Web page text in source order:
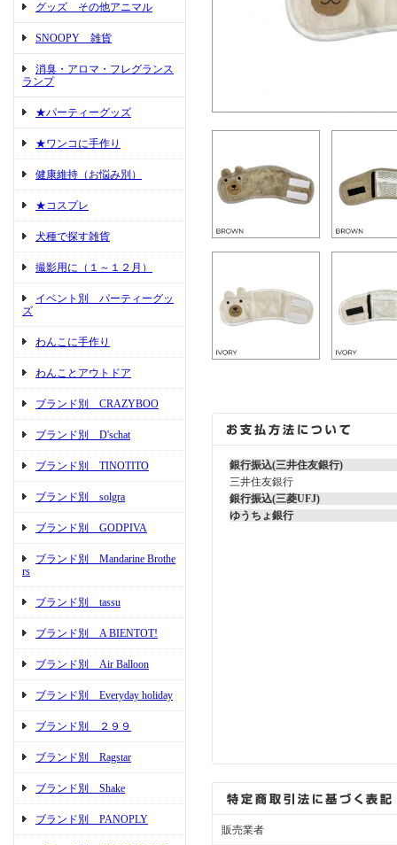
グッズ その他アニマル
SNOOPY 雑貨
消臭・アロマ・フレグランス
ランプ
★パーティーグッズ
★ワンコに手作り
健康維持（お悩み別）
★コスプレ
犬種で探す雑貨
撮影用に（１～１２月）
イベント別 パーティーグッ
ズ
わんこに手作り
わんことアウトドア
ブランド別 CRAZYBOO
ブランド別 D'schat
ブランド別 TINOTITO
ブランド別 solgra
ブランド別 GODPIVA
ブランド別 Mandarine Brothe
rs
ブランド別 tassu
ブランド別 A BIENTOT!
ブランド別 Air Balloon
ブランド別 Everyday holiday
ブランド別 ２９９
ブランド別 Ragstar
ブランド別 Shake
ブランド別 PANOPLY
銀行振込(三井住友銀行)
三井住友銀行
銀行振込(三菱UFJ)
ゆうちょ銀行
販売業者